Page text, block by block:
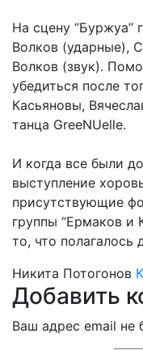
На сцену “Буржуа”
Волков (ударные),
Волков (звук).
убедиться после
Касьяновы,
танца GreeNUelle.
И когда все были
выступление
присутствующие
группы “Ермаков и
то, что полагалось
Никита Потогонов
Добавить
Ваш адрес email не